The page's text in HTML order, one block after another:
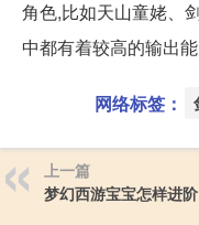
角色,比如天山童姥、
中都有着较高的输出
网络标签：
上一篇
梦幻西游宝宝怎样进阶